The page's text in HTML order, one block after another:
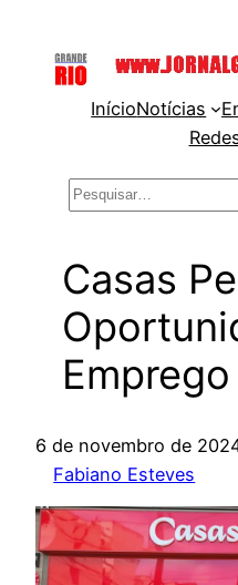
InícioNotícias
Pesquisar
Casas
Emprego
6 de novembro de
Fabiano Esteves